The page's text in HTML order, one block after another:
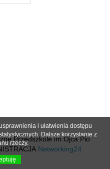
Przedszkole im.Ojca Pio
Networking24
i ułatwienia dostępu
Dalsze korzystanie z
rzeczy.